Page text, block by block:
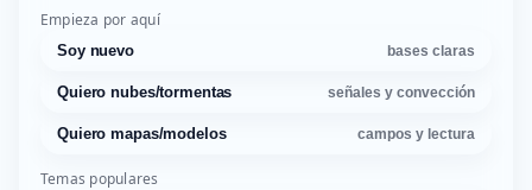
Empieza por aquí
Soy nuevo bases claras
Quiero nubes/tormentas señales y convección
Quiero mapas/modelos campos y lectura
Temas populares